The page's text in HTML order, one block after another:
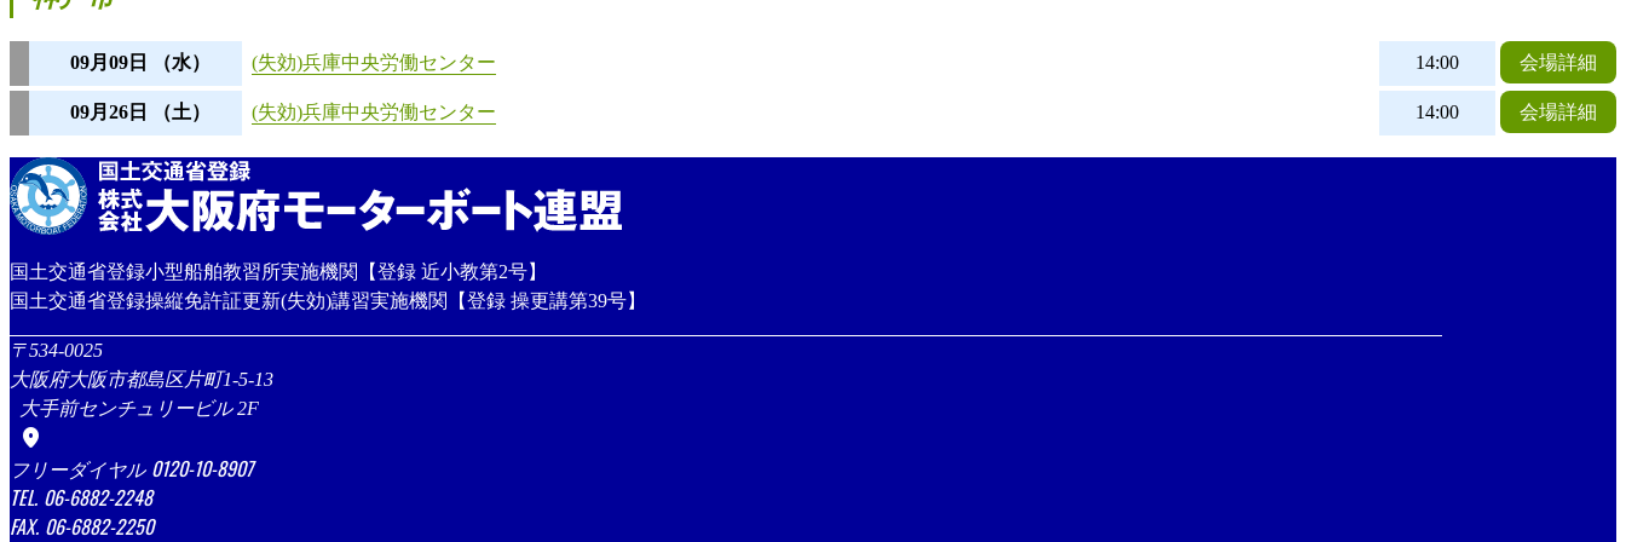
09月09日 （水） (失効)兵庫中央労働センター 14:00 会場詳細
09月26日 （土） (失効)兵庫中央労働センター 14:00 会場詳細
国土交通省登録小型船舶教習所実施機関【登録 近小教第2号】
国土交通省登録操縦免許証更新(失効)講習実施機関【登録 操更講第39号】
534-0025
大阪府大阪市都島区片町1-5-13
大手前センチュリービル 2F
location_on
0120-10-8907
06-6882-2248
06-6882-2250